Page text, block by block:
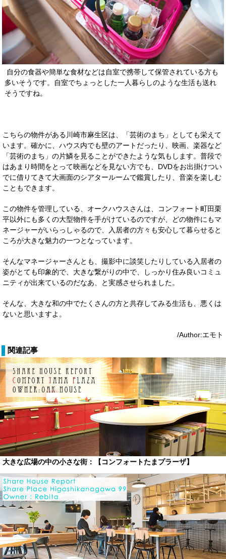
自分の食器や簡単な食材などは自室で携帯して保管されている方も
多いそうです。自室でちょっとした一人暮らしのような生活も送れ
そうですね。
こちらの物件がある川崎市麻生区は、「芸術のまち」としても栄えて
います。確かに、ハウス内でも壁のアートだったり、映画、楽器など
「芸術のまち」の片鱗を見ることができたような気もします。普段で
はあまり時間をとって映画などを見ない方でも、DVDをお出掛けつい
でに借りてきて大画面のシアタールームで鑑賞したり、音楽を楽しむ
こともできます。
この物件を管理している、オークハウスさんは、コンフォート町田栗
平以外にも多くの大型物件を手がけているのですが、どの物件にもマ
ネージャーがいらっしゃるので、入居者の方々も安心して暮らせると
ころが大きな魅力の一つとなっています。
そんなマネージャーさんとも、撮影中に談笑したりしている入居者の
姿がとても印象的で、大きな繋がりの中で、しっかり住み良いコミュ
ニティが出来ているのだなあ、と実感させられました。
そんな、大きな和の中でたくさんの方と共存してみる生活も、悪くは
ないと思いますよ。
/Author:エモト
関連記事
大きな広場の中の小さな街：【コンフォートたまプラーザ】